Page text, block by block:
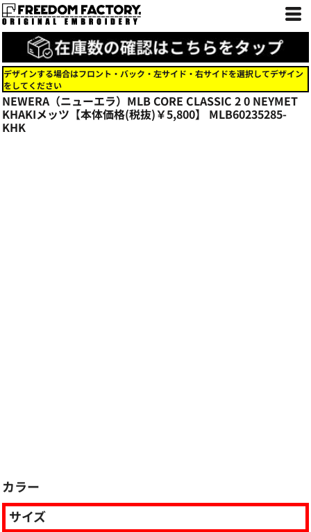
デザインする場合はフロント・バック・左サイド・右サイドを選択してデザイン
をしてください
NEWERA（ニューエラ）MLB CORE CLASSIC 2 0 NEYMET
KHAKIメッツ【本体価格(税抜)￥5,800】 MLB60235285-
KHK
カラー
サイズ